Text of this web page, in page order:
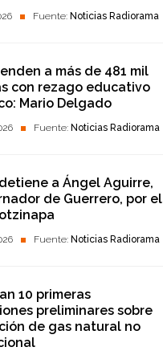
Fuente: Noticias Radiorama
a más de 481 mil
con rezago educativo
Mario Delgado
Fuente: Noticias Radiorama
a Ángel Aguirre,
de Guerrero, por el
Fuente: Noticias Radiorama
10 primeras
preliminares sobre
de gas natural no